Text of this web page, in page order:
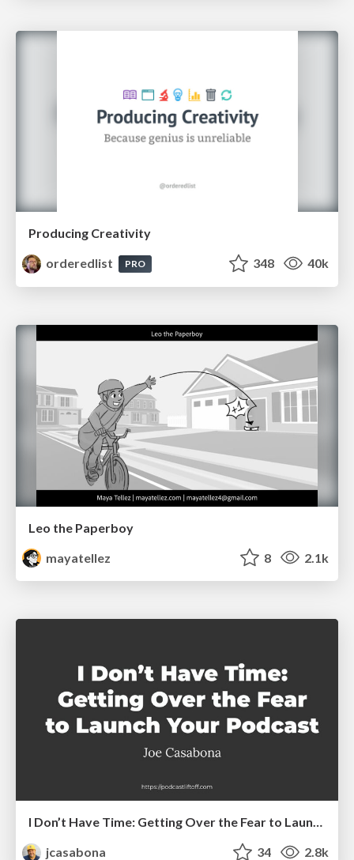
Producing Creativity
orderedlist
PRO 348 40k
Leo the Paperboy
mayatellez
8 2.1k
I Don’t Have Time: Getting Over the Fear to Launch Your Podcast
jcasabona
34 2.8k